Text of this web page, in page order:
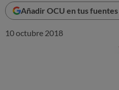
Añadir OCU en tus
10 octubre 2018